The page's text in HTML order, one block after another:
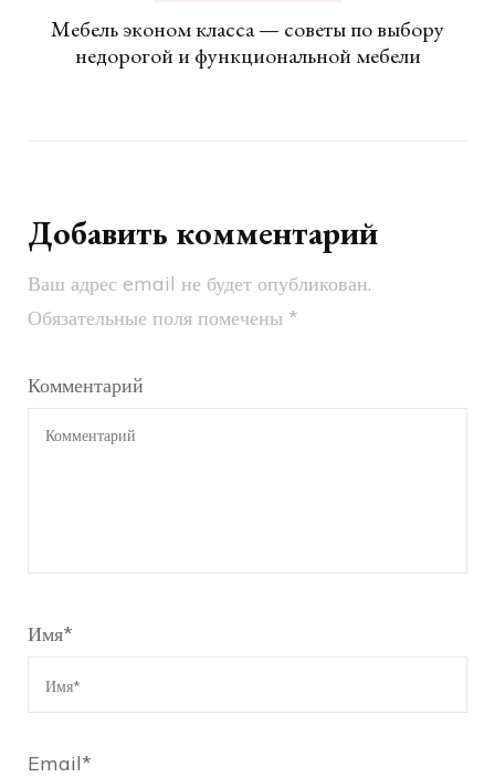
Мебель эконом класса — советы по выбору
недорогой и функциональной мебели
Добавить комментарий
Ваш адрес email не будет опубликован.
Обязательные поля помечены *
Комментарий
Имя*
Email*